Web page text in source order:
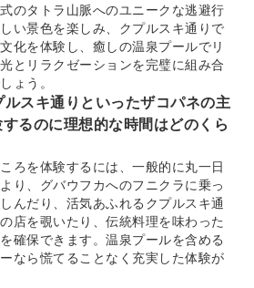
のタトラ山脈へのユニークな逃避行
い景色を楽しみ、クプルスキ通りで
化を体験し、癒しの温泉プールでリ
とリラクゼーションを完璧に組み合
ょう。
スキ通りといったザコパネの主
るのに理想的な時間はどのくら
ろを体験するには、一般的に丸一日
り、グバウフカへのフニクラに乗っ
んだり、活気あふれるクプルスキ通
店を覗いたり、伝統料理を味わった
確保できます。温泉プールを含める
なら慌てることなく充実した体験が